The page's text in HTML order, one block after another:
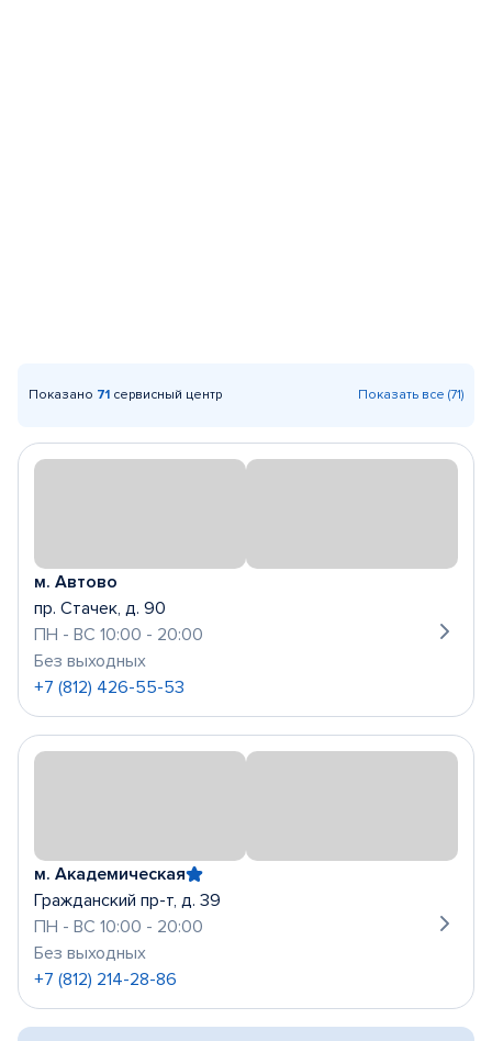
Показано 71 сервисный центр Показать все (71)
м. Автово
пр. Стачек, д. 90
ПН - ВС 10:00 - 20:00
Без выходных
+7 (812) 426-55-53
м. Академическая
Гражданский пр-т, д. 39
ПН - ВС 10:00 - 20:00
Без выходных
+7 (812) 214-28-86